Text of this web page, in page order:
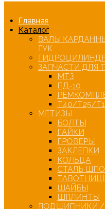
Главная
Каталог
ВАЛЫ
ГУК
ЗАПЧАСТИ ДЛЯ
МТЗ
ПД-10
Т40/Т25/
МЕТИЗЫ
БОЛТЫ
ГАЙКИ
ГРОВЕРЫ
ЗАКЛЕПКИ
КОЛЬЦА
СТАЛЬ
ШАЙБЫ
ШПЛИНТЫ
ПОДШИПНИКИ